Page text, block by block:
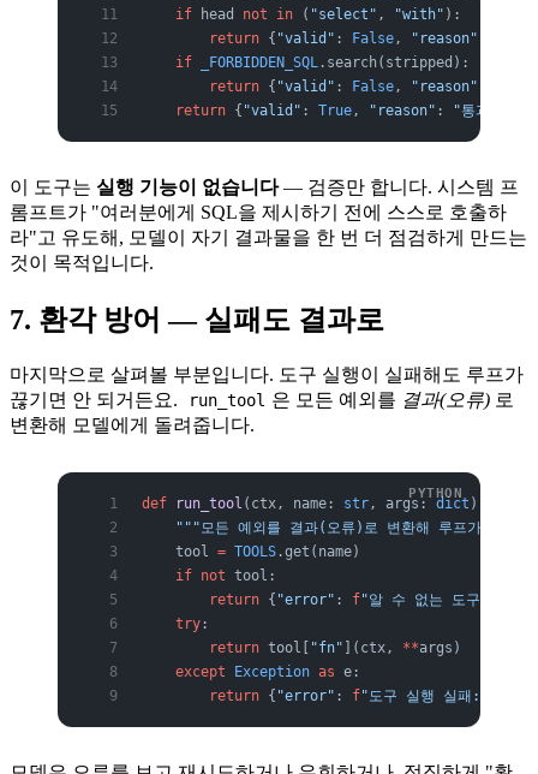
    if
head not in ( "select" , "with" ):
        return
{ "valid" : False , "reason"
    if
_FORBIDDEN_SQL .search(stripped):
        return
{ "valid" : False , "reason"
    return
{ "valid" : True , "reason" : "통과"
이 도구는 실행 기능이 없습니다— 검증만 합니다. 시스템 프
롬프트가 "여러분에게 SQL을 제시하기 전에 스스로 호출하
라"고 유도해, 모델이 자기 결과물을 한 번 더 점검하게 만드는
것이 목적입니다.
7. 환각 방어 — 실패도 결과로
마지막으로 살펴볼 부분입니다. 도구 실행이 실패해도 루프가
끊기면 안 되거든요.
run_tool 은 모든 예외를 결과(오류) 로
변환해 모델에게 돌려줍니다.
def run_tool (ctx, name: str , args: dict ) ->
"""모든 예외를 결과(오류)로 변환해 루프가 끊기
    tool
= TOOLS .get(name)
    if
not tool:
        return
{ "error" : f"알 수 없는 도구:
    try
:
        return
tool[ "fn" ](ctx, **args)
    except
Exception as e:
        return
{ "error" : f"도구 실행 실패: